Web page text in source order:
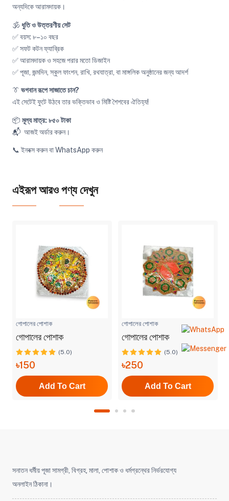
অন্যদিকে আরামদায়ক।
🕉️ ধুতি ও উত্তরণীয় সেট
✅ বয়স: ৮–১০ বছর
✅ সফট কটন ফ্যাব্রিক
✅ আরামদায়ক ও সহজে পরার মতো ডিজাইন
✅ পূজা, জন্মদিন, স্কুল ফাংশন, রাখি, রথযাত্রা, বা মাঙ্গলিক অনুষ্ঠানের জন্য আদর্শ
👔 ভগবান রূপে সাজাতে চান?
এই সেটেই ফুটে উঠবে তার ভক্তিভাব ও মিষ্টি শৈশবের ঐতিহ্য!
📦 মূল্য মাত্র: ৮৫০ টাকা
📬 আজই অর্ডার করুন।
📞 ইনবক্স করুন বা WhatsApp করুন
এইরূপ আরও পণ্য দেখুন
গোপালের পোশাক
গোপালের পোশাক
(5.0)
৳150
Add To Cart
গোপালের পোশাক
গোপালের পোশাক
(5.0)
৳250
Add To Cart
সনাতন ধর্মীয় পূজা সামগ্রী, বিগ্রহ, মালা, পোশাক ও ধর্মগ্রন্থের নির্ভরযোগ্য
অনলাইন ঠিকানা।